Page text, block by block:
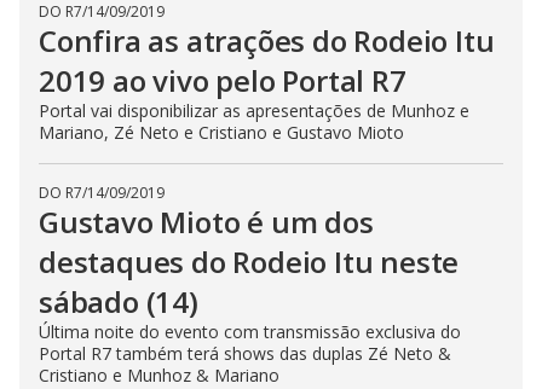
DO R7/14/09/2019
Confira as atrações do Rodeio Itu
2019 ao vivo pelo Portal R7
Portal vai disponibilizar as apresentações de Munhoz e
Mariano, Zé Neto e Cristiano e Gustavo Mioto
DO R7/14/09/2019
Gustavo Mioto é um dos
destaques do Rodeio Itu neste
sábado (14)
Última noite do evento com transmissão exclusiva do
Portal R7 também terá shows das duplas Zé Neto &
Cristiano e Munhoz & Mariano